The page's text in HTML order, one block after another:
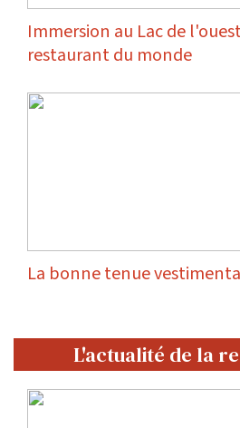
Immersion au Lac de
restaurant du monde
La bonne tenue
L'actualité de la